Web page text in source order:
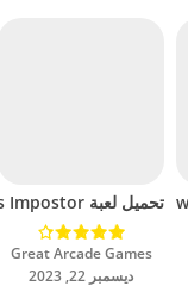
تحميل لعبة Survival 456 But It’s Impostor مهكرة للاندرويد 2024
Great Arcade Games‏
ديسمبر 22, 2023